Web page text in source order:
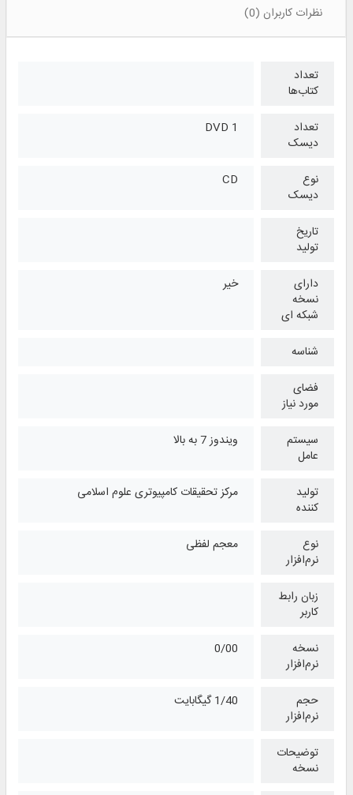
نظرات کاربران (0)
تعداد
کتاب‌ها
تعداد
دیسک
1 DVD
نوع
دیسک
CD
تاریخ
تولید
دارای
نسخه
شبکه ای
خیر
شناسه
فضای
مورد نیاز
سیستم
عامل
ویندوز 7 به بالا
تولید
کننده
مرکز تحقیقات کامپیوتری علوم اسلامی
نوع
نرم‌افزار
معجم لفظی
زبان رابط
کاربر
نسخه
نرم‌افزار
0/00
حجم
نرم‌افزار
1/40 گیگابایت
توضیحات
نسخه